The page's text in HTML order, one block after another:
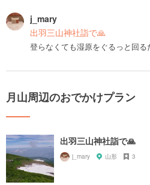
j_mary
出羽三山神社詣で🙏
登らなくても湿原をぐるっと回る
月山周辺のおでかけプラン
出羽三山神社詣で🙏
j_mary 山形 3